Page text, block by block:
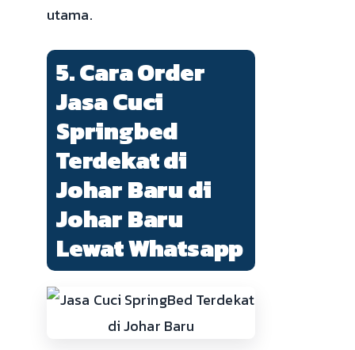
utama.
5. Cara Order
Jasa Cuci
Springbed
Terdekat di
Johar Baru di
Johar Baru
Lewat Whatsapp